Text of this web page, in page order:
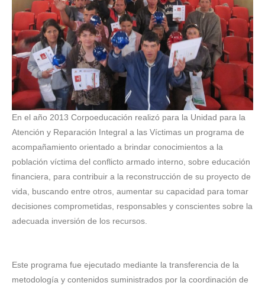
En el año 2013 Corpoeducación realizó para la Unidad para la
Atención y Reparación Integral a las Víctimas un programa de
acompañamiento orientado a brindar conocimientos a la
población víctima del conflicto armado interno, sobre educación
financiera, para contribuir a la reconstrucción de su proyecto de
vida, buscando entre otros, aumentar su capacidad para tomar
decisiones comprometidas, responsables y conscientes sobre la
adecuada inversión de los recursos.
Este programa fue ejecutado mediante la transferencia de la
metodología y contenidos suministrados por la coordinación de